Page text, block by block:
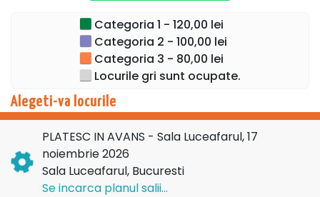
Categoria 1 - 120,00 lei
Categoria 2 - 100,00 lei
Categoria 3 - 80,00 lei
Locurile gri sunt ocupate.
Alegeti-va locurile
PLATESC IN AVANS - Sala Luceafarul, 17
noiembrie 2026
Sala Luceafarul, Bucuresti
Se incarca planul salii...